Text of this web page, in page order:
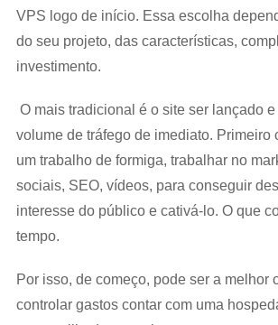
VPS logo de início. Essa escolha
do seu projeto, das características,
investimento.
O mais tradicional é o site ser lançado
volume de tráfego de imediato. Primeiro
um trabalho de formiga, trabalhar no
sociais, SEO, vídeos, para conseguir
interesse do público e cativá-lo. O que
tempo.
Por isso, de começo, pode ser a melhor
controlar gastos contar com uma